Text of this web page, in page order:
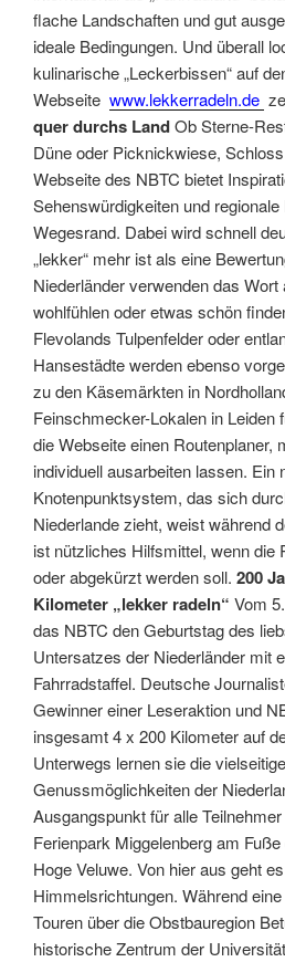
flache Landschaften und gut
ideale Bedingungen. Und überall
kulinarische „Leckerbissen“ auf
Webseite www.lekkerradeln.de
quer durchs LandOb Sterne-
Düne oder Picknickwiese,
Webseite des NBTC bietet
Sehenswürdigkeiten und
Wegesrand. Dabei wird schnell
„lekker“ mehr ist als eine
Niederländer verwenden das
wohlfühlen oder etwas schön
Flevolands Tulpenfelder oder
Hansestädte werden ebenso
zu den Käsemärkten in
Feinschmecker-Lokalen in Leiden
die Webseite einen Routenplaner,
individuell ausarbeiten lassen. Ein
Knotenpunktsystem, das sich
Niederlande zieht, weist während
ist nützliches Hilfsmittel, wenn die
oder abgekürzt werden soll. 200
Kilometer „lekker radeln“ Vom
das NBTC den Geburtstag des
Untersatzes der Niederländer mit
Fahrradstaffel. Deutsche
Gewinner einer Leseraktion und
insgesamt 4 x 200 Kilometer auf
Unterwegs lernen sie die
Genussmöglichkeiten der
Ausgangspunkt für alle
Ferienpark Miggelenberg am
Hoge Veluwe. Von hier aus geht
Himmelsrichtungen. Während
Touren über die Obstbauregion
historische Zentrum der